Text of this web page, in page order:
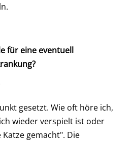
für eine eventuell
gesetzt. Wie oft höre ich,
wieder verspielt ist oder
gemacht". Die